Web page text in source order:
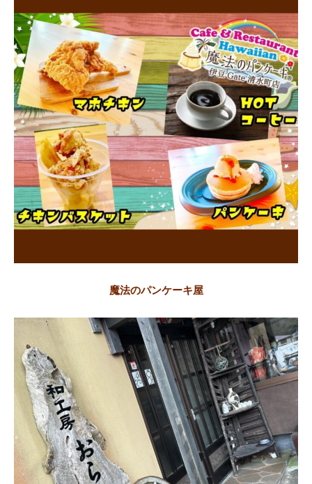
魔法のパンケーキ屋